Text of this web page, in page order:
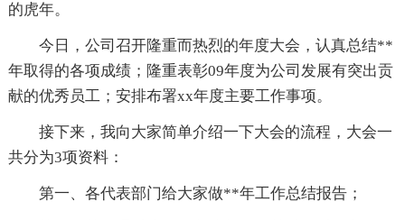
的虎年。
今日，公司召开隆重而热烈的年度大会，认真总结**
年取得的各项成绩；隆重表彰09年度为公司发展有突出贡
献的优秀员工；安排布署xx年度主要工作事项。
接下来，我向大家简单介绍一下大会的流程，大会一
共分为3项资料：
第一、各代表部门给大家做**年工作总结报告；